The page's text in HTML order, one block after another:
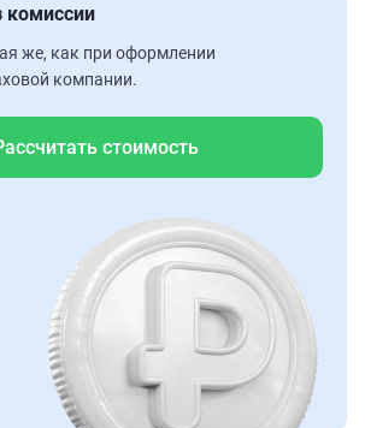
комиссии
же, как при оформлении
компании.
стоимость